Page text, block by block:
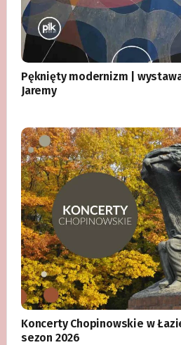
Pęknięty modernizm |
Jaremy
Koncerty Chopinowskie w
sezon 2026